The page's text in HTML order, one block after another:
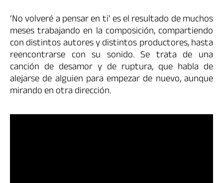
‘No volveré a pensar en ti’ es el resultado de muchos
meses trabajando en la composición, compartiendo
con distintos autores y distintos productores, hasta
reencontrarse con su sonido. Se trata de una
canción de desamor y de ruptura, que habla de
alejarse de alguien para empezar de nuevo, aunque
mirando en otra dirección.